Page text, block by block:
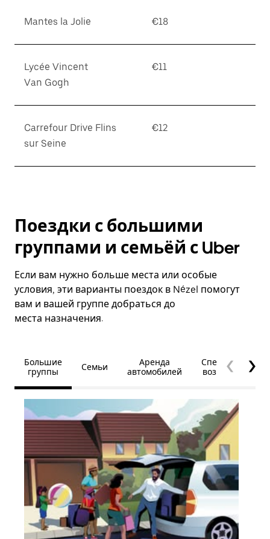
Mantes la Jolie €18
Lycée Vincent
Van Gogh
€11
Carrefour Drive Flins
sur Seine
€12
Поездки с большими
группами и семьёй с Uber
Если вам нужно больше места или особые
условия, эти варианты поездок в Nézel помогут
вам и вашей группе добраться до
места назначения.
Большие
группы
Семьи
Аренда
автомобилей
Специальные
возможности